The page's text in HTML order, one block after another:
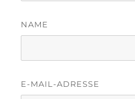
NAME
E-MAIL-ADRESSE